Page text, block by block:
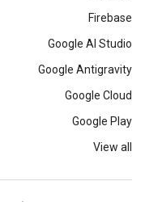
Firebase
Google AI Studio
Google Antigravity
Google Cloud
Google Play
View all